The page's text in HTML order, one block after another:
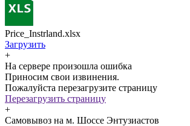
Price_Instrland.xlsx
Загрузить
+
На сервере произошла ошибка
Приносим свои извинения.
Пожалуйста перезагрузите страницу
Перезагрузить страницу
+
Самовывоз на м. Шоссе Энтузиастов